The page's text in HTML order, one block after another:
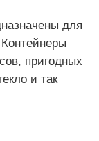
для
пригодных
и так